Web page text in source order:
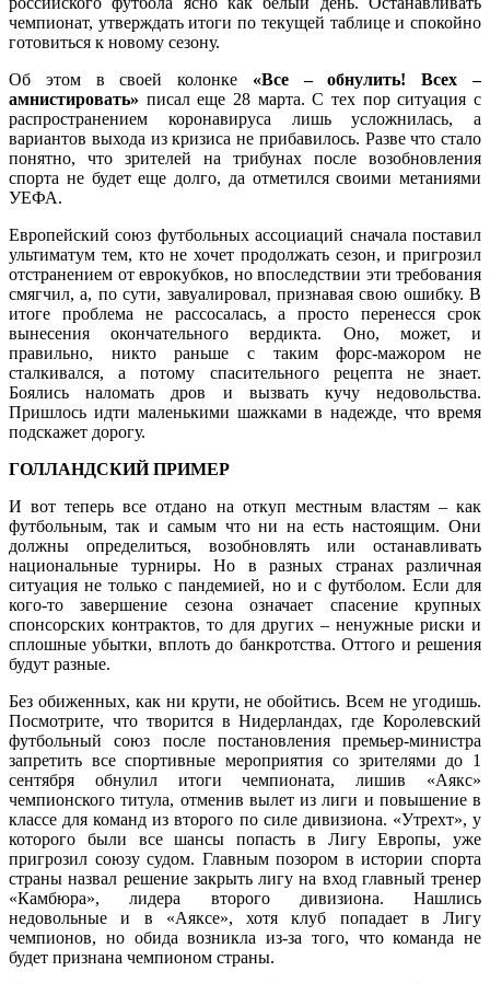
чемпионат, утверждать итоги по текущей таблице и спокойно
готовиться к новому сезону.
Об этом в своей колонке «Все – обнулить! Всех –
амнистировать» писал еще 28 марта. С тех пор ситуация с
распространением коронавируса лишь усложнилась, а
вариантов выхода из кризиса не прибавилось. Разве что стало
понятно, что зрителей на трибунах после возобновления
спорта не будет еще долго, да отметился своими метаниями
УЕФА.
Европейский союз футбольных ассоциаций сначала поставил
ультиматум тем, кто не хочет продолжать сезон, и пригрозил
отстранением от еврокубков, но впоследствии эти требования
смягчил, а, по сути, завуалировал, признавая свою ошибку. В
итоге проблема не рассосалась, а просто перенесся срок
вынесения окончательного вердикта. Оно, может, и
правильно, никто раньше с таким форс-мажором не
сталкивался, а потому спасительного рецепта не знает.
Боялись наломать дров и вызвать кучу недовольства.
Пришлось идти маленькими шажками в надежде, что время
подскажет дорогу.
ГОЛЛАНДСКИЙ ПРИМЕР
И вот теперь все отдано на откуп местным властям – как
футбольным, так и самым что ни на есть настоящим. Они
должны определиться, возобновлять или останавливать
национальные турниры. Но в разных странах различная
ситуация не только с пандемией, но и с футболом. Если для
кого-то завершение сезона означает спасение крупных
спонсорских контрактов, то для других – ненужные риски и
сплошные убытки, вплоть до банкротства. Оттого и решения
будут разные.
Без обиженных, как ни крути, не обойтись. Всем не угодишь.
Посмотрите, что творится в Нидерландах, где Королевский
футбольный союз после постановления премьер-министра
запретить все спортивные мероприятия со зрителями до 1
сентября обнулил итоги чемпионата, лишив «Аякс»
чемпионского титула, отменив вылет из лиги и повышение в
классе для команд из второго по силе дивизиона. «Утрехт», у
которого были все шансы попасть в Лигу Европы, уже
пригрозил союзу судом. Главным позором в истории спорта
страны назвал решение закрыть лигу на вход главный тренер
«Камбюра», лидера второго дивизиона. Нашлись
недовольные и в «Аяксе», хотя клуб попадает в Лигу
чемпионов, но обида возникла из-за того, что команда не
будет признана чемпионом страны.